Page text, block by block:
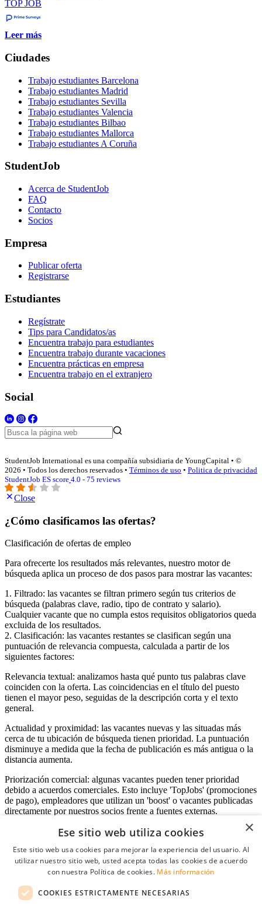
TOP JOB
Leer más
Ciudades
Trabajo estudiantes Barcelona
Trabajo estudiantes Madrid
Trabajo estudiantes Sevilla
Trabajo estudiantes Valencia
Trabajo estudiantes Bilbao
Trabajo estudiantes Mallorca
Trabajo estudiantes A Coruña
StudentJob
Acerca de StudentJob
FAQ
Contacto
Socios
Empresa
Publicar oferta
Registrarse
Estudiantes
Regístrate
Tips para Candidatos/as
Encuentra trabajo para estudiantes
Encuentra trabajo durante vacaciones
Encuentra prácticas en empresa
Encuentra trabajo en el extranjero
Social
StudentJob International es una compañía subsidiaria de YoungCapital • ©
2026 • Todos los derechos reservados • Términos de uso • Politica de privacidad
StudentJob ES score 4.0 - 75 reviews
Close
¿Cómo clasificamos las ofertas?
Clasificación de ofertas de empleo
Para ofrecerte los resultados más relevantes, nuestro motor de
búsqueda aplica un proceso de dos pasos para mostrar las vacantes:
1. Filtrado: las vacantes se filtran primero según tus criterios de
búsqueda (palabras clave, radio, tipo de contrato y salario).
Cualquier vacante que no cumpla estos requisitos obligatorios queda
excluida de los resultados.
2. Clasificación: las vacantes restantes se clasifican según una
puntuación de relevancia compuesta, calculada a partir de los
siguientes factores:
Relevancia textual: analizamos hasta qué punto tus palabras clave
coinciden con la oferta. Las coincidencias en el título del puesto
tienen el mayor peso, seguidas de la descripción corta y el texto
general.
Actualidad y proximidad: las vacantes nuevas y las situadas más
cerca de tu ubicación de búsqueda tienen prioridad. La puntuación
disminuye a medida que la fecha de publicación es más antigua o la
distancia aumenta.
Priorización comercial: algunas vacantes pueden tener prioridad
debido a acuerdos comerciales. Esto incluye 'TopJobs' (promociones
de pago), empleadores que utilizan un 'boost' o vacantes publicadas
directamente por nuestros socios frente a fuentes externas.
Acceso empresas
Contraseña
×
Ese sitio web utiliza cookies
Este sitio web usa cookies para mejorar la experiencia del usuario. Al
utilizar nuestro sitio web, usted acepta todas las cookies de acuerdo
con nuestra Política de cookies. Más información
COOKIES ESTRICTAMENTE NECESARIAS